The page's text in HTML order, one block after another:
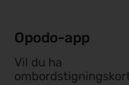
Opodo-app
Vil du ha